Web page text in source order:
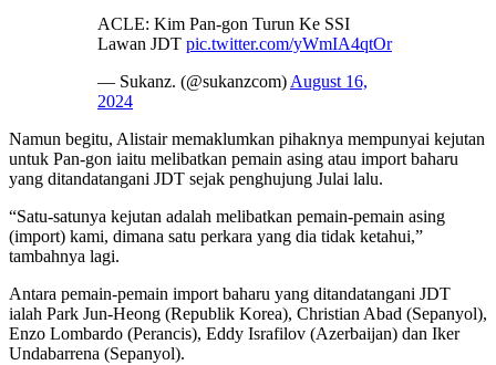
ACLE: Kim Pan-gon Turun Ke SSI
Lawan JDT pic.twitter.com/yWmIA4qtOr
— Sukanz. (@sukanzcom) August 16,
2024
Namun begitu, Alistair memaklumkan pihaknya mempunyai kejutan
untuk Pan-gon iaitu melibatkan pemain asing atau import baharu
yang ditandatangani JDT sejak penghujung Julai lalu.
“Satu-satunya kejutan adalah melibatkan pemain-pemain asing
(import) kami, dimana satu perkara yang dia tidak ketahui,”
tambahnya lagi.
Antara pemain-pemain import baharu yang ditandatangani JDT
ialah Park Jun-Heong (Republik Korea), Christian Abad (Sepanyol),
Enzo Lombardo (Perancis), Eddy Israfilov (Azerbaijan) dan Iker
Undabarrena (Sepanyol).